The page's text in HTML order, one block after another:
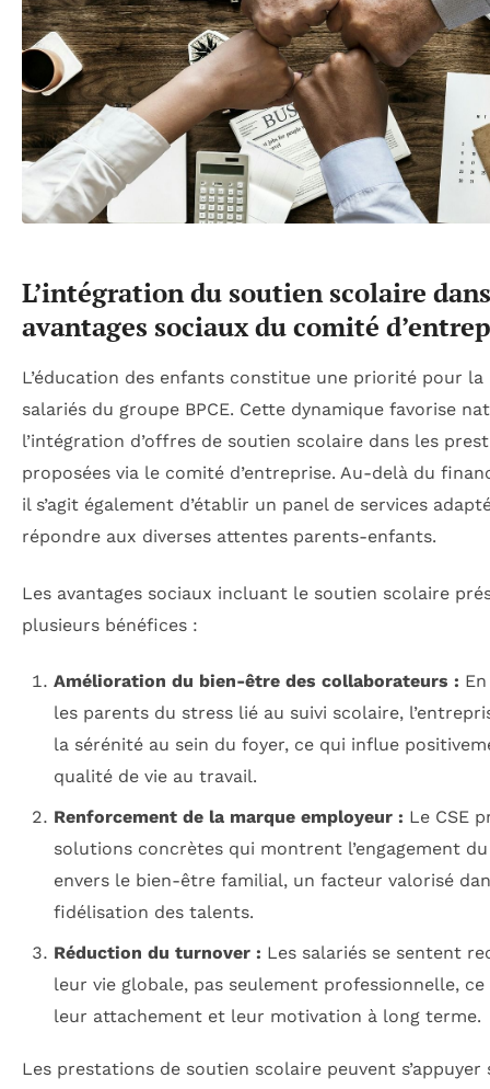
L’intégration du soutien scolaire
avantages sociaux du comité
L’éducation des enfants constitue une priorité pour
salariés du groupe BPCE. Cette dynamique favorise
l’intégration d’offres de soutien scolaire dans les
proposées via le comité d’entreprise. Au-delà du
il s’agit également d’établir un panel de services
répondre aux diverses attentes parents-enfants.
Les avantages sociaux incluant le soutien scolaire
plusieurs bénéfices :
Amélioration du bien-être des collaborateurs :
les parents du stress lié au suivi scolaire,
la sérénité au sein du foyer, ce qui influe
qualité de vie au travail.
Renforcement de la marque employeur : Le CSE
solutions concrètes qui montrent l’engagement du
envers le bien-être familial, un facteur valorisé
fidélisation des talents.
Réduction du turnover : Les salariés se sentent
leur vie globale, pas seulement professionnelle,
leur attachement et leur motivation à long terme.
Les prestations de soutien scolaire peuvent s’appuyer